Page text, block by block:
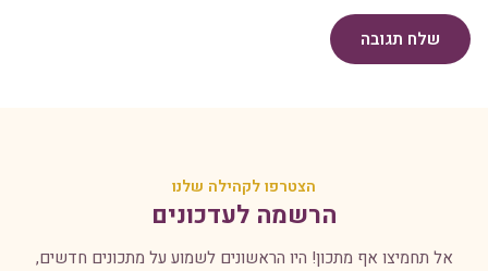
שלח תגובה
הצטרפו לקהילה שלנו
הרשמה לעדכונים
אל תחמיצו אף מתכון! היו הראשונים לשמוע על מתכונים חדשים,